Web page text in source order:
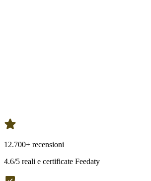
12.700+ recensioni
4.6/5 reali e certificate Feedaty